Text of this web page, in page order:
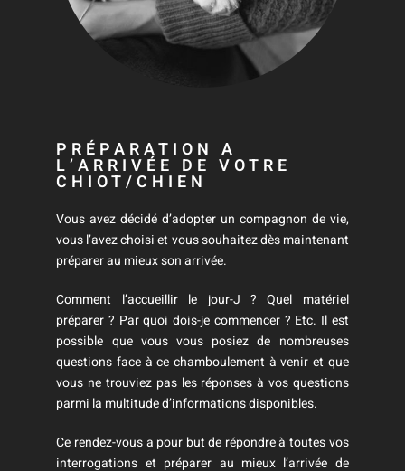
PRÉPARATION A
L’ARRIVÉE DE VOTRE
CHIOT/CHIEN
Vous avez décidé d’adopter un compagnon de vie,
vous l’avez choisi et vous souhaitez dès maintenant
préparer au mieux son arrivée.
Comment l’accueillir le jour-J ? Quel matériel
préparer ? Par quoi dois-je commencer ? Etc. Il est
possible que vous vous posiez de nombreuses
questions face à ce chamboulement à venir et que
vous ne trouviez pas les réponses à vos questions
parmi la multitude d’informations disponibles.
Ce rendez-vous a pour but de répondre à toutes vos
interrogations et préparer au mieux l’arrivée de